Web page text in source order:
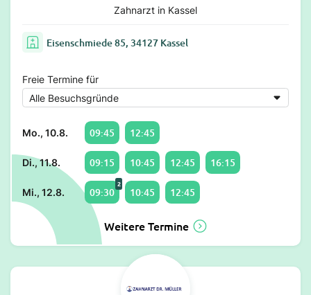
Zahnarzt in Kassel
Eisenschmiede 85, 34127 Kassel
Freie Termine für
Mo., 10.8. 09:45 12:45
Di., 11.8. 09:15 10:45 12:45 16:15
Mi., 12.8. 09:30
2
10:45 12:45
Weitere Termine